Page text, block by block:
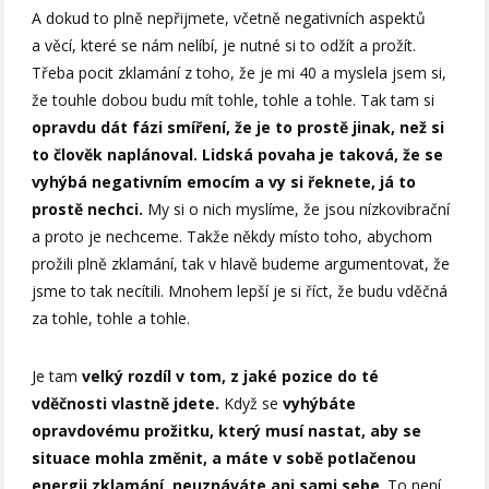
A dokud to plně nepřijmete, včetně negativních aspektů
a věcí, které se nám nelíbí, je nutné si to odžít a prožít.
Třeba pocit zklamání z toho, že je mi 40 a myslela jsem si,
že touhle dobou budu mít tohle, tohle a tohle. Tak tam si
opravdu dát fázi smíření, že je to prostě jinak, než si
to člověk naplánoval. Lidská povaha je taková, že se
vyhýbá negativním emocím a vy si řeknete, já to
prostě nechci. My si o nich myslíme, že jsou nízkovibrační
a proto je nechceme. Takže někdy místo toho, abychom
prožili plně zklamání, tak v hlavě budeme argumentovat, že
jsme to tak necítili. Mnohem lepší je si říct, že budu vděčná
za tohle, tohle a tohle.
Je tamvelký rozdíl v tom, z jaké pozice do té
vděčnosti vlastně jdete. Když sevyhýbáte
opravdovému prožitku, který musí nastat, aby se
situace mohla změnit, a máte v sobě potlačenou